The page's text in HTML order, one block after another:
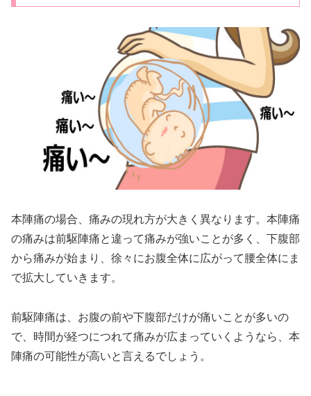
本陣痛の場合、痛みの現れ方が大きく異なります。本陣痛
の痛みは前駆陣痛と違って痛みが強いことが多く、下腹部
から痛みが始まり、徐々にお腹全体に広がって腰全体にま
で拡大していきます。
前駆陣痛は、お腹の前や下腹部だけが痛いことが多いの
で、時間が経つにつれて痛みが広まっていくようなら、本
陣痛の可能性が高いと言えるでしょう。